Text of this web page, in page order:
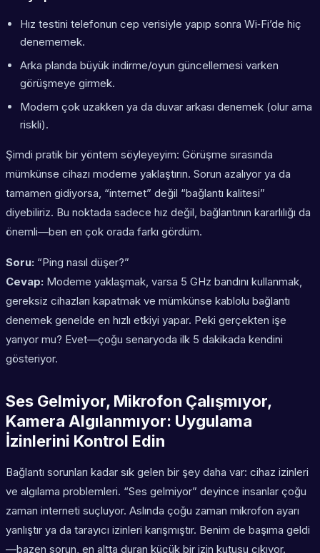
Hız testini telefonun cep verisiyle yapıp sonra Wi‑Fi’de hiç
denememek.
Arka planda büyük indirme/oyun güncellemesi varken
görüşmeye girmek.
Modem çok uzakken ya da duvar arkası denemek (olur ama
riskli).
Şimdi pratik bir yöntem söyleyeyim: Görüşme sırasında
mümkünse cihazı modeme yaklaştırın. Sorun azalıyor ya da
tamamen gidiyorsa, “internet” değil “bağlantı kalitesi”
diyebiliriz. Bu noktada sadece hız değil, bağlantının kararlılığı da
önemli—ben en çok orada farkı gördüm.
Soru: “Ping nasıl düşer?”
Cevap: Modeme yaklaşmak, varsa 5 GHz bandını kullanmak,
gereksiz cihazları kapatmak ve mümkünse kablolu bağlantı
denemek genelde en hızlı etkiyi yapar. Peki gerçekten işe
yarıyor mu? Evet—çoğu senaryoda ilk 5 dakikada kendini
gösteriyor.
Ses Gelmiyor, Mikrofon Çalışmıyor,
Kamera Algılanmıyor: Uygulama
İzinlerini Kontrol Edin
Bağlantı sorunları kadar sık gelen bir şey daha var: cihaz izinleri
ve algılama problemleri. “Ses gelmiyor” deyince insanlar çoğu
zaman interneti suçluyor. Aslında çoğu zaman mikrofon ayarı
yanlıştır ya da tarayıcı izinleri karışmıştır. Benim de başıma geldi
—bazen sorun, en altta duran küçük bir izin kutusu çıkıyor.